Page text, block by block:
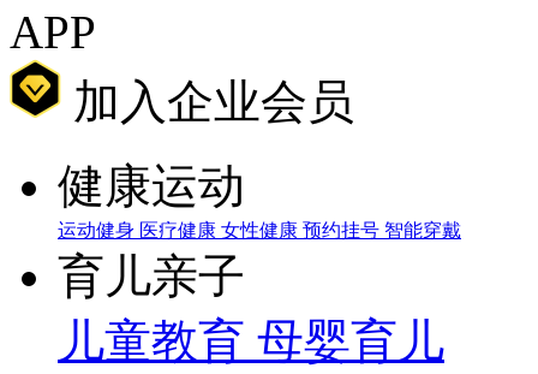
APP
加入企业会员
健康运动
运动健身 医疗健康 女性健康 预约挂号 智能穿戴
育儿亲子
儿童教育 母婴育儿